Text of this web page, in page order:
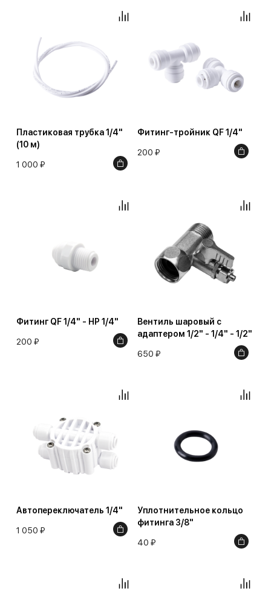
Пластиковая трубка 1/4"
(10 м)
1 000 ₽
Фитинг-тройник QF 1/4"
200 ₽
Фитинг QF 1/4" - НР 1/4"
200 ₽
Вентиль шаровый с
адаптером 1/2" - 1/4" - 1/2"
650 ₽
Автопереключатель 1/4"
1 050 ₽
Уплотнительное кольцо
фитинга 3/8"
40 ₽